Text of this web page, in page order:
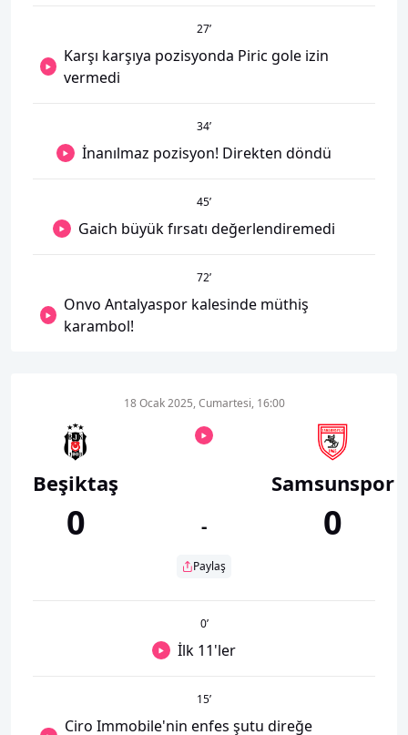
27’
Karşı karşıya pozisyonda Piric gole izin
vermedi
34’
İnanılmaz pozisyon! Direkten döndü
45’
Gaich büyük fırsatı değerlendiremedi
72’
Onvo Antalyaspor kalesinde müthiş
karambol!
Beşiktaş
0
18 Ocak 2025, Cumartesi, 16:00
-
Paylaş
Samsunspor
0
0’
İlk 11'ler
15’
Ciro Immobile'nin enfes şutu direğe